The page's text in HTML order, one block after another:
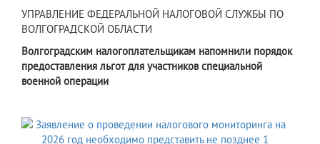
УПРАВЛЕНИЕ ФЕДЕРАЛЬНОЙ НАЛОГОВОЙ СЛУЖБЫ ПО
ВОЛГОГРАДСКОЙ ОБЛАСТИ
Волгоградским налогоплательщикам напомнили порядок
предоставления льгот для участников специальной
военной операции